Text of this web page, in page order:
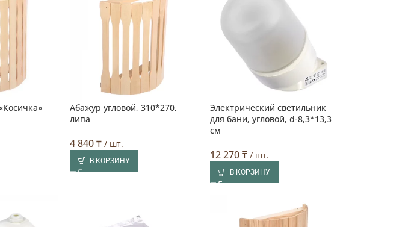
900
Абажур угловой, 310*270,
липа
4 840₸ / шт.
В КОРЗИНУ
Электрический светильник
для бани, угловой, d-8,3*13,3
см
12 270₸/ шт.
В КОРЗИНУ